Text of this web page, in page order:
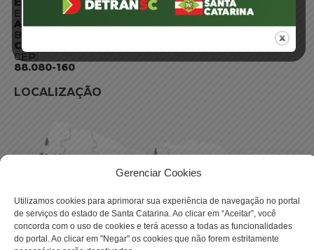
Gerenciar Cookies
Utilizamos cookies para aprimorar sua experiência de navegação no portal
de serviços do estado de Santa Catarina. Ao clicar em “Aceitar”, você
concorda com o uso de cookies e terá acesso a todas as funcionalidades
do portal. Ao clicar em "Negar" os cookies que não forem estritamente
Endereço:
Av. Almirante Tamandaré - 480
Bairro:
Coqueiros, Florianópolis SC
CEP:
88.080-160
LOCALIZAÇÃO